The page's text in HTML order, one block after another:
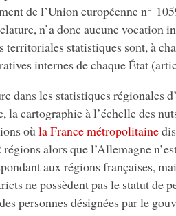
de l’Union européenne n°
n’a donc aucune vocation
territoriales statistiques sont, à
internes de chaque État
dans les statistiques régionales
la cartographie à l’échelle des
oùla France métropolitaine
alors que l’Allemagne
aux régions françaises,
ne possèdent pas le statut de
personnes désignées par le